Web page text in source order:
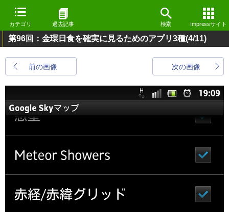
カテゴリ 過去記事 検索 Impressサイト
第96回：金環日食を確実に見るためのアプリ3種(4/11)
前の画像 次の画像